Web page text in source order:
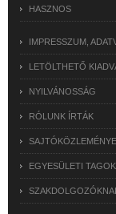
HASZNOS
IMPRESSZUM,
LETÖLTHETŐ
NYILVÁNOSSÁG
RÓLUNK ÍRTÁK
EGYESÜLETI TAGOK